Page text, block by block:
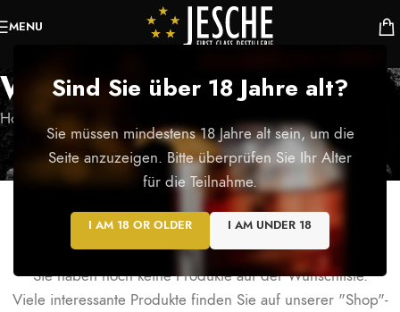
Sind Sie über 18 Jahre alt?
Sie müssen mindestens 18 Jahre alt sein, um die
Seite anzuzeigen. Bitte überprüfen Sie Ihr Alter
für die Teilnahme.
I AM 18 OR OLDER I AM UNDER 18
MENU
Wunschzettel
Home Wunschzettel
This wishlist is empty.
Sie haben noch keine Produkte auf der Wunschliste.
Viele interessante Produkte finden Sie auf unserer "Shop"-